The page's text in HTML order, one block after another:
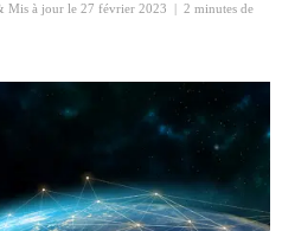
Mis à jour le 27 février 2023
2 minutes de